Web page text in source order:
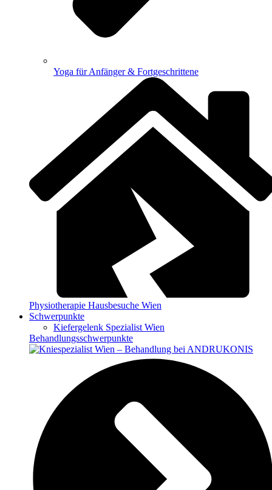
Yoga für Anfänger & Fortgeschrittene
Physiotherapie Hausbesuche Wien
Schwerpunkte
Kiefergelenk Spezialist Wien
Behandlungsschwerpunkte